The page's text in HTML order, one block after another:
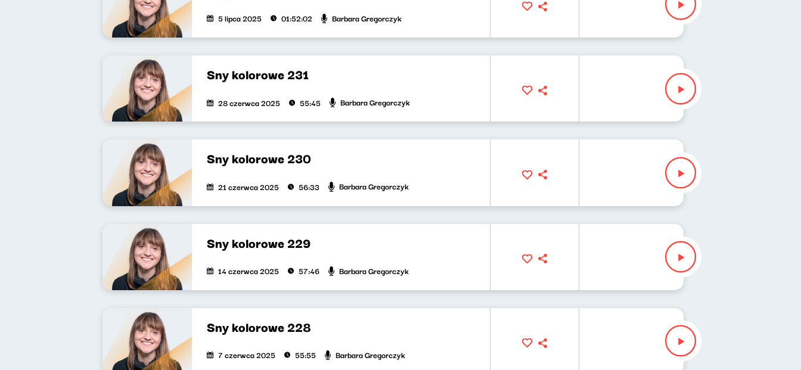
5 lipca 2025 01:52:02 Barbara Gregorczyk
Sny kolorowe 231
28 czerwca 2025 55:45 Barbara Gregorczyk
Sny kolorowe 230
21 czerwca 2025 56:33 Barbara Gregorczyk
Sny kolorowe 229
14 czerwca 2025 57:46 Barbara Gregorczyk
Sny kolorowe 228
7 czerwca 2025 55:55 Barbara Gregorczyk